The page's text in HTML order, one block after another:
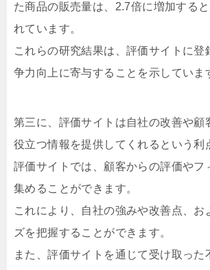
た商品の販売量は、2.7倍に増加する
れています。
これらの研究結果は、評価サイトに登
争力向上に寄与することを示していま
第三に、評価サイトは自社の改善や顧
役立つ情報を提供してくれるという利
評価サイトでは、顧客からの評価やフ
集めることができます。
これにより、自社の強みや改善点、お
ズを把握することができます。
また、評価サイトを通じて受け取った